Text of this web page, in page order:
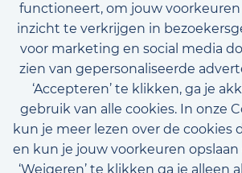
functioneert, om jouw voorkeuren
inzicht te verkrijgen in
voor marketing en social media
zien van gepersonaliseerde
‘Accepteren’ te klikken, ga je
gebruik van alle cookies. In onze
kun je meer lezen over de cookies
en kun je jouw voorkeuren opslaan
‘Weigeren’ te klikken ga je alleen
Bekijk onze beschikbare